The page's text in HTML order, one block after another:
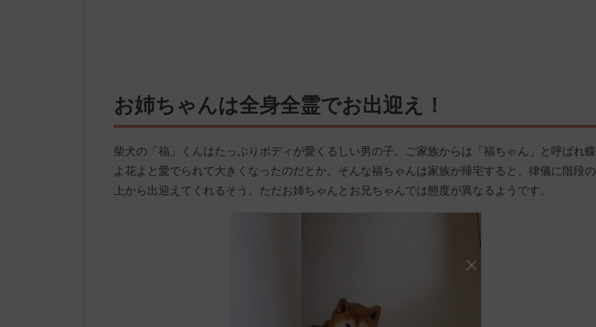
お姉ちゃんは全身全霊でお出迎え！
柴犬の「福」くんはたっぷりボディが愛くるしい男の子。ご家族からは「福ちゃん」と呼ばれ蝶
よ花よと愛でられて大きくなったのだとか。そんな福ちゃんは家族が帰宅すると、律儀に階段の
上から出迎えてくれるそう。ただお姉ちゃんとお兄ちゃんでは態度が異なるようです。